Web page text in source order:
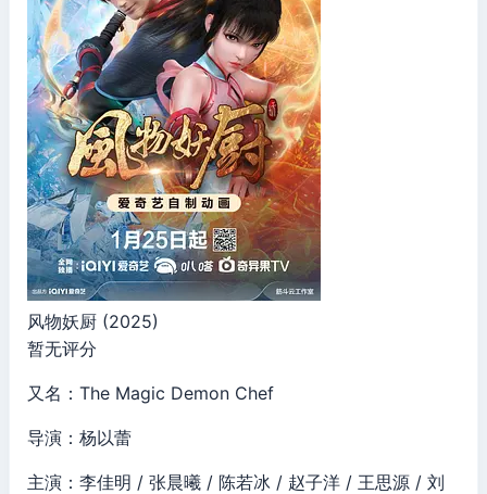
风物妖厨 (2025)
暂无评分
又名：The Magic Demon Chef
导演：杨以蕾
主演：李佳明 / 张晨曦 / 陈若冰 / 赵子洋 / 王思源 / 刘